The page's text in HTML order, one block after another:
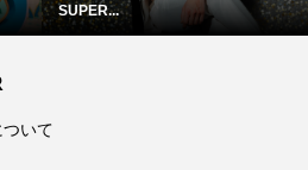
SUPER...
いて